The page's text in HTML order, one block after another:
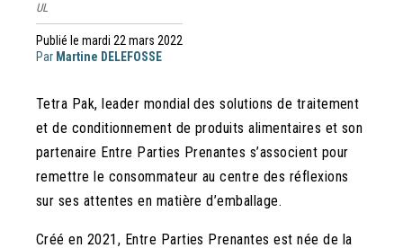
Publié le mardi 22 mars 2022
Par Martine DELEFOSSE
UL
Tetra Pak, leader mondial des solutions de traitement
et de conditionnement de produits alimentaires et son
partenaire Entre Parties Prenantes s’associent pour
remettre le consommateur au centre des réflexions
sur ses attentes en matière d’emballage.
Créé en 2021, Entre Parties Prenantes est née de la